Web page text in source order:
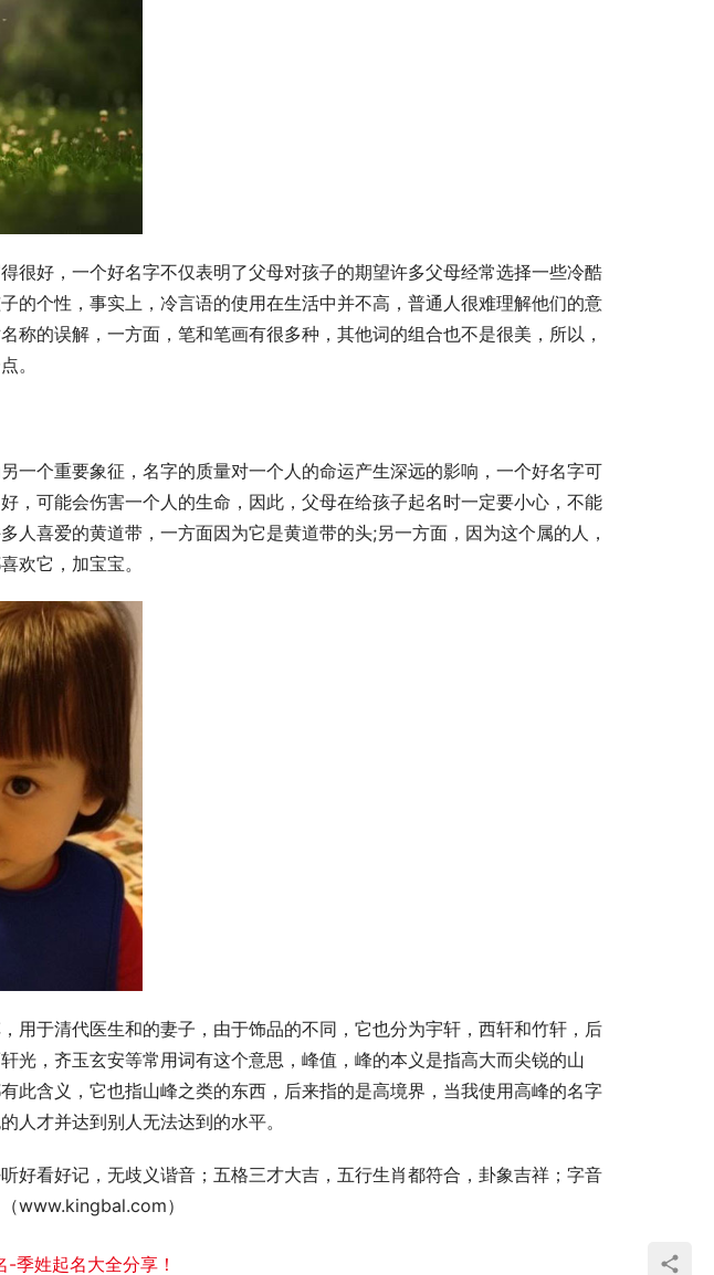
很好，一个好名字不仅表明了父母对孩子的期望许多父母经常选择一些冷酷
的个性，事实上，冷言语的使用在生活中并不高，普通人很难理解他们的意
称的误解，一方面，笔和笔画有很多种，其他词的组合也不是很美，所以，
。
一个重要象征，名字的质量对一个人的命运产生深远的影响，一个好名字可
，可能会伤害一个人的生命，因此，父母在给孩子起名时一定要小心，不能
人喜爱的黄道带，一方面因为它是黄道带的头;另一方面，因为这个属的人，
欢它，加宝宝。
用于清代医生和的妻子，由于饰品的不同，它也分为宇轩，西轩和竹轩，后
光，齐玉玄安等常用词有这个意思，峰值，峰的本义是指高大而尖锐的山
此含义，它也指山峰之类的东西，后来指的是高境界，当我使用高峰的名字
人才并达到别人无法达到的水平。
好看好记，无歧义谐音；五格三才大吉，五行生肖都符合，卦象吉祥；字音
！（www.kingbal.com）
季姓起名大全分享！